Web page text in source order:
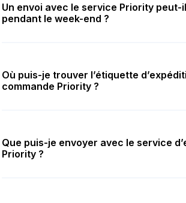
Un envoi avec le service Priority peut-
pendant le week-end ?
Où puis-je trouver l’étiquette
commande Priority ?
Que puis-je envoyer avec le service
Priority ?